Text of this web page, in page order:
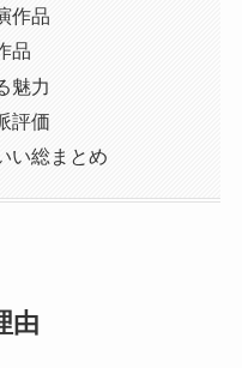
作品
品
魅力
評価
い総まとめ
由